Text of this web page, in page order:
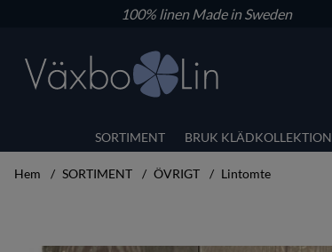
100% linenMade in Sweden
SORTIMENT BRUK KLÄDKOLLEKTION
Hem SORTIMENT ÖVRIGT Lintomte